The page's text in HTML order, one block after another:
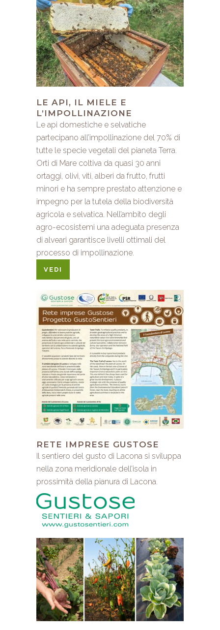
LE API, IL MIELE E
L’IMPOLLINAZIONE
Le api domestiche e selvatiche
partecipano all’impollinazione del 70% di
tutte le specie vegetali del pianeta Terra.
Orti di Mare coltiva da quasi 30 anni
ortaggi, olivi, viti, alberi da frutto, frutti
minori e ha sempre prestato attenzione e
impegno per la tutela della biodiversità
agricola e selvatica. Nell’ambito degli
agro-ecosistemi una adeguata presenza
di alveari garantisce livelli ottimali del
processo di impollinazione.
VEDI
RETE IMPRESE GUSTOSE
Il sentiero del gusto di Lacona si sviluppa
nella zona meridionale dell’isola in
prossimità della pianura di Lacona.